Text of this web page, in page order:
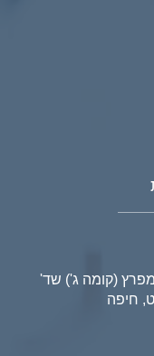
(קומה ג') שד'